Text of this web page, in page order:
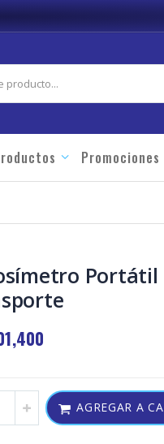
Promociones
Portátil
AGREGAR A